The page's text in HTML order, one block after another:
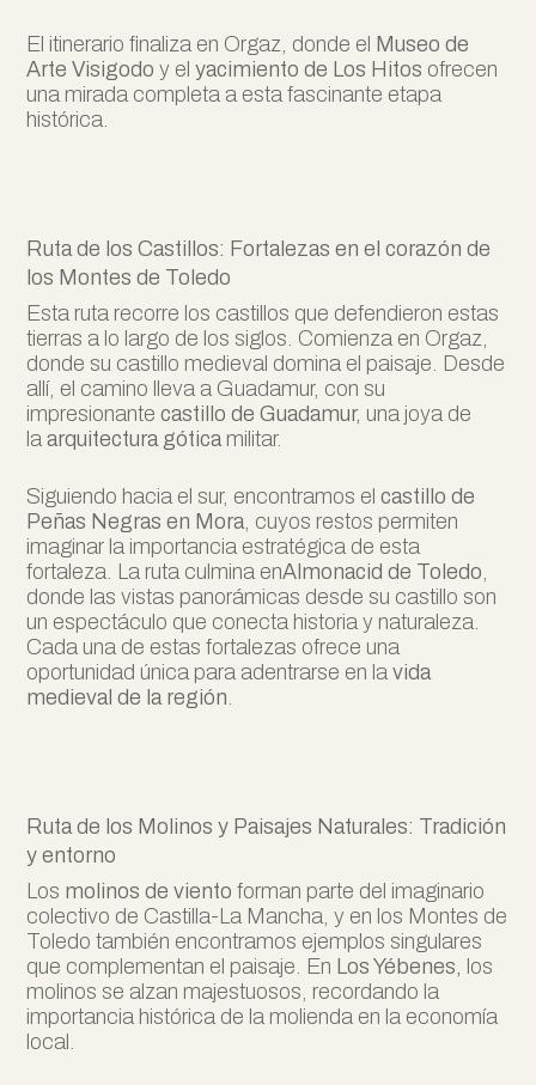
El itinerario finaliza en Orgaz, donde el Museo de
Arte Visigodo y elyacimiento de Los Hitos ofrecen
una mirada completa a esta fascinante etapa
histórica.
Ruta de los Castillos: Fortalezas en el corazón de
los Montes de Toledo
Esta ruta recorre los castillos que defendieron estas
tierras a lo largo de los siglos. Comienza en Orgaz,
donde su castillo medieval domina el paisaje. Desde
allí, el camino lleva a Guadamur, con su
impresionante castillo de Guadamur, una joya de
la arquitectura góticamilitar.
Siguiendo hacia el sur, encontramos elcastillo de
Peñas Negras en Mora, cuyos restos permiten
imaginar la importancia estratégica de esta
fortaleza. La ruta culmina enAlmonacid de Toledo,
donde las vistas panorámicas desde su castillo son
un espectáculo que conecta historia y naturaleza.
Cada una de estas fortalezas ofrece una
oportunidad única para adentrarse en lavida
medieval de la región.
Ruta de los Molinos y Paisajes Naturales: Tradición
y entorno
Los molinos de viento forman parte del imaginario
colectivo de Castilla-La Mancha, y en los Montes de
Toledo también encontramos ejemplos singulares
que complementan el paisaje. En Los Yébenes, los
molinos se alzan majestuosos, recordando la
importancia histórica de la molienda en la economía
local.